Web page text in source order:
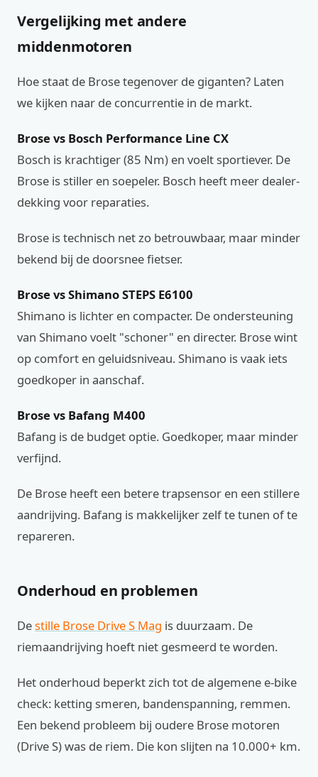
Vergelijking met andere
middenmotoren
Hoe staat de Brose tegenover de giganten? Laten
we kijken naar de concurrentie in de markt.
Brose vs Bosch Performance Line CX
Bosch is krachtiger (85 Nm) en voelt sportiever. De
Brose is stiller en soepeler. Bosch heeft meer dealer-
dekking voor reparaties.
Brose is technisch net zo betrouwbaar, maar minder
bekend bij de doorsnee fietser.
Brose vs Shimano STEPS E6100
Shimano is lichter en compacter. De ondersteuning
van Shimano voelt "schoner" en directer. Brose wint
op comfort en geluidsniveau. Shimano is vaak iets
goedkoper in aanschaf.
Brose vs Bafang M400
Bafang is de budget optie. Goedkoper, maar minder
verfijnd.
De Brose heeft een betere trapsensor en een stillere
aandrijving. Bafang is makkelijker zelf te tunen of te
repareren.
Onderhoud en problemen
Destille Brose Drive S Mag is duurzaam. De
riemaandrijving hoeft niet gesmeerd te worden.
Het onderhoud beperkt zich tot de algemene e-bike
check: ketting smeren, bandenspanning, remmen.
Een bekend probleem bij oudere Brose motoren
(Drive S) was de riem. Die kon slijten na 10.000+ km.